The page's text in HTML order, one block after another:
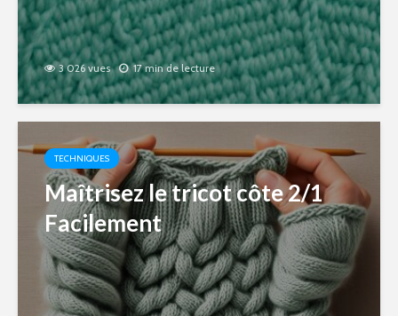
3 026 vues 17 min de lecture
TECHNIQUES
Maîtrisez le tricot côte 2/1
Facilement